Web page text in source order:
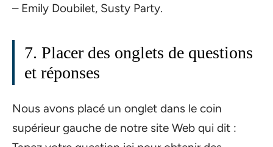
– Emily Doubilet, Susty Party.
7. Placer des onglets de questions
et réponses
Nous avons placé un onglet dans le coin
supérieur gauche de notre site Web qui dit :